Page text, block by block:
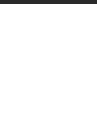
このコンテンツは掲